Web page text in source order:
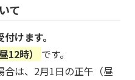
て
けます。
12時）
です。
は、2月1日の正午（昼